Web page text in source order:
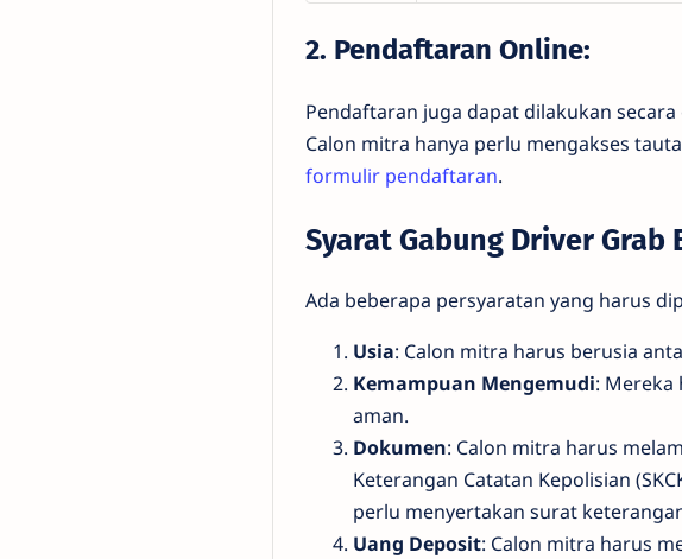
2. Pendaftaran Online:
Pendaftaran juga dapat dilakukan
Calon mitra hanya perlu mengakses
formulir pendaftaran.
Syarat Gabung Driver Grab
Ada beberapa persyaratan yang harus
Usia: Calon mitra harus berusia
Kemampuan Mengemudi: Mereka
aman.
Dokumen: Calon mitra harus
Keterangan Catatan Kepolisian
perlu menyertakan surat
Uang Deposit: Calon mitra harus